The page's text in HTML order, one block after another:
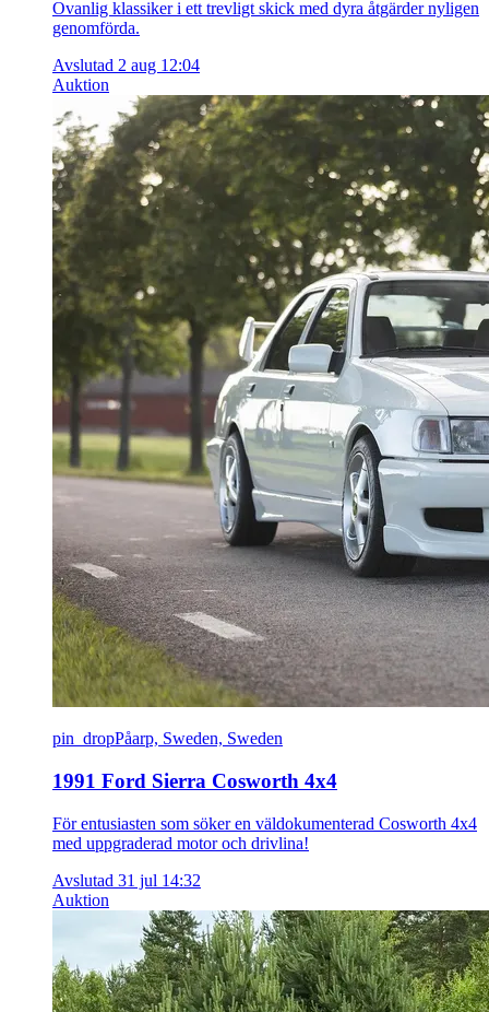
Ovanlig klassiker i ett trevligt skick med dyra åtgärder nyligen
genomförda.
Avslutad 2 aug 12:04
Auktion
pin_dropPåarp, Sweden, Sweden
1991 Ford Sierra Cosworth 4x4
För entusiasten som söker en väldokumenterad Cosworth 4x4
med uppgraderad motor och drivlina!
Avslutad 31 jul 14:32
Auktion